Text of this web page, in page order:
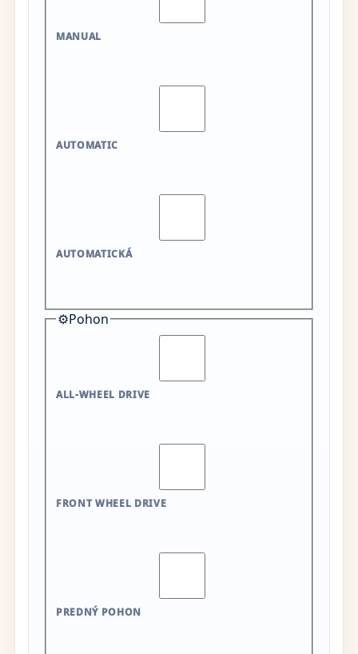
MANUAL
AUTOMATIC
AUTOMATICKÁ
⚙️Pohon
ALL-WHEEL DRIVE
FRONT WHEEL DRIVE
PREDNÝ POHON